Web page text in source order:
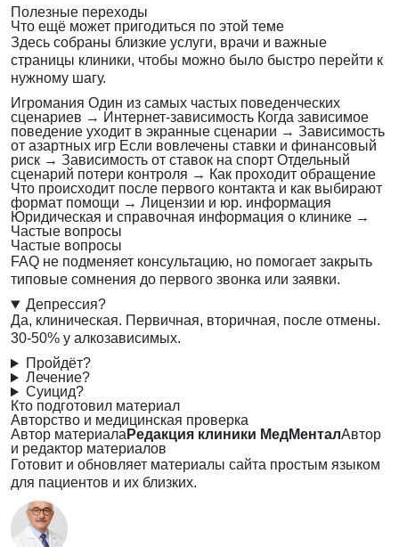
Полезные переходы
Что ещё может пригодиться по этой теме
Здесь собраны близкие услуги, врачи и важные
страницы клиники, чтобы можно было быстро перейти к
нужному шагу.
Игромания Один из самых частых поведенческих
сценариев → Интернет-зависимость Когда зависимое
поведение уходит в экранные сценарии → Зависимость
от азартных игр Если вовлечены ставки и финансовый
риск → Зависимость от ставок на спорт Отдельный
сценарий потери контроля → Как проходит обращение
Что происходит после первого контакта и как выбирают
формат помощи → Лицензии и юр. информация
Юридическая и справочная информация о клинике →
Частые вопросы
Частые вопросы
FAQ не подменяет консультацию, но помогает закрыть
типовые сомнения до первого звонка или заявки.
Депрессия?
Да, клиническая. Первичная, вторичная, после отмены.
30-50% у алкозависимых.
Пройдёт?
Лечение?
Суицид?
Кто подготовил материал
Авторство и медицинская проверка
Автор материала Редакция клиники МедМенталАвтор
и редактор материалов
Готовит и обновляет материалы сайта простым языком
для пациентов и их близких.